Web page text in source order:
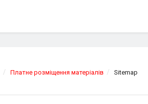
Платне розміщення матеріалів Sitemap